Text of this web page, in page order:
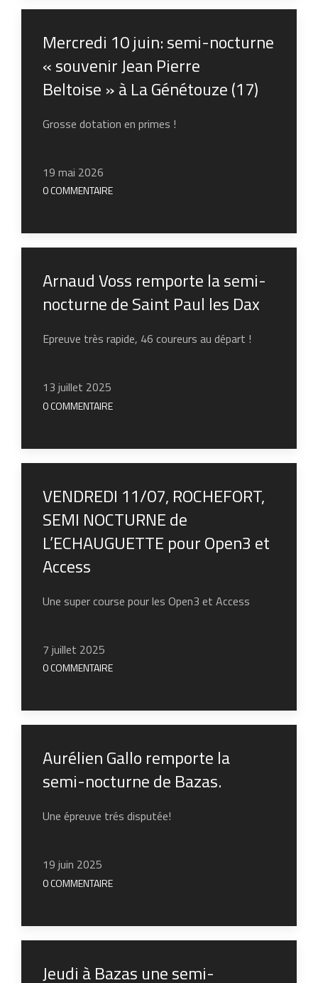
Mercredi 10 juin: semi-nocturne
« souvenir Jean Pierre
Beltoise » à La Génétouze (17)
Grosse dotation en primes !
19 mai 2026
0 COMMENTAIRE
Arnaud Voss remporte la semi-
nocturne de Saint Paul les Dax
Epreuve très rapide, 46 coureurs au départ !
13 juillet 2025
0 COMMENTAIRE
VENDREDI 11/07, ROCHEFORT,
SEMI NOCTURNE de
L’ECHAUGUETTE pour Open3 et
Access
Une super course pour les Open3 et Access
7 juillet 2025
0 COMMENTAIRE
Aurélien Gallo remporte la
semi-nocturne de Bazas.
Une épreuve trés disputée!
19 juin 2025
0 COMMENTAIRE
Jeudi à Bazas une semi-